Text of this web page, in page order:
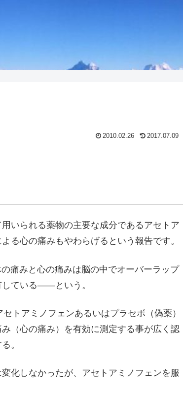
2010.02.26 2017.07.09
いられる薬物の主要な成分であるアセトア
る心の痛みもやわらげるという報告です。
痛みと心の痛みは脳の中でオーバーラップ
ている――という。
トアミノフェンあるいはプラセボ（偽薬）
（心の痛み）を有効に測定する事が広く認
。
化しなかったが、アセトアミノフェンを服